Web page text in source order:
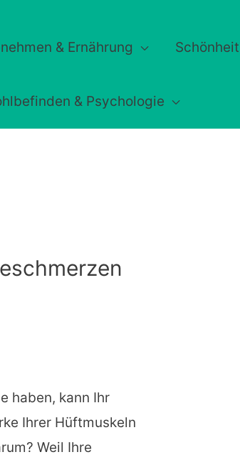
& Ernährung Schönheit
& Psychologie
haben, kann Ihr
Ihrer Hüftmuskeln
Weil Ihre